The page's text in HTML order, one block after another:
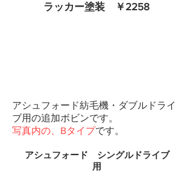
ラッカー塗装 ￥2258
アシュフォード紡毛機・ダブルドライ
ブ用の追加ボビンです。
写真内の、Bタイプです。
アシュフォード シングルドライブ
用